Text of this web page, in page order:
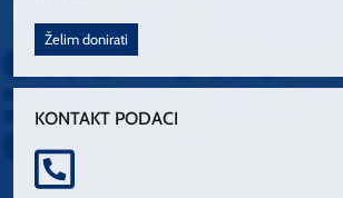
Želim donirati
KONTAKT PODACI